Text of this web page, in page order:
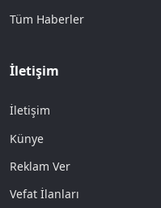
Tüm Haberler
İletişim
İletişim
Künye
Reklam Ver
Vefat İlanları